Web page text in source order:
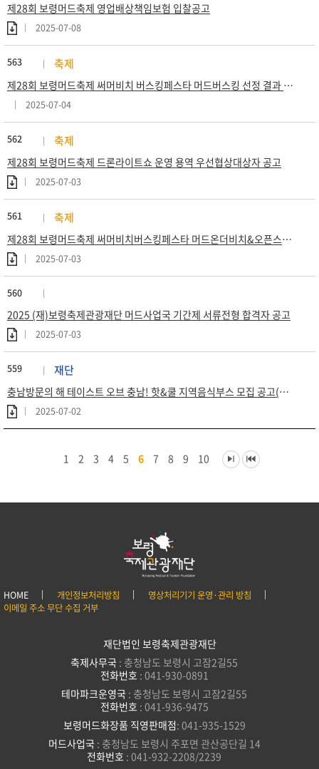
제28회 보령머드축제 영업배상책임보험 입찰공고
2025-07-08
563 축제
제28회 보령머드축제 써머비치 버스킹페스타 머드버스킹 선정 결과 발표
2025-07-04
562 축제
제28회 보령머드축제 드론라이트쇼 운영 용역 우선협상대상자 공고
2025-07-03
561 축제
제28회 보령머드축제 써머비치버스킹페스타 머드온더비치&오픈스퀘어 운영 용역 우선협상대상자 공고
2025-07-03
560
2025 (재)보령축제관광재단 머드사업국 기간제 서류전형 합격자 공고
2025-07-03
559 재단
충남방문의 해 테이스트 오브 충남! 핫&쿨 지역음식부스 모집 공고(연장)
2025-07-02
1 2 3 4 5 6 7 8 9 10
HOME 개인정보처리방침
영상처리기기 운영·관리 방침
이메일 주소 무단 수집 거부
재단법인 보령축제관광재단
축제사무국 : 충청남도 보령시 고잠2길55
전화번호 : 041-930-0891
테마파크운영국 : 충청남도 보령시 고잠2길55
전화번호 : 041-936-9475
보령머드화장품 직영판매점: 041-935-1529
머드사업국 : 충청남도 보령시 주포면 관산공단길 14
전화번호 : 041-932-2208/2239